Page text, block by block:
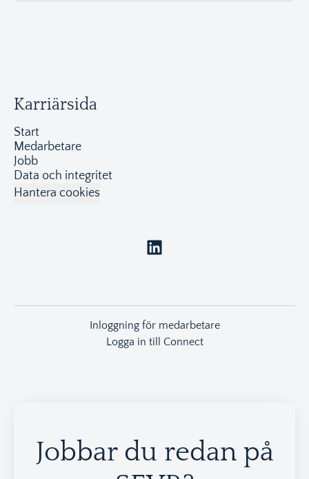
Karriärsida
Start
Medarbetare
Jobb
Data och integritet
Hantera cookies
Inloggning för medarbetare
Logga in till Connect
Jobbar du redan på